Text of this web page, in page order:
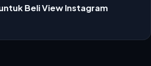
Beli View Instagram